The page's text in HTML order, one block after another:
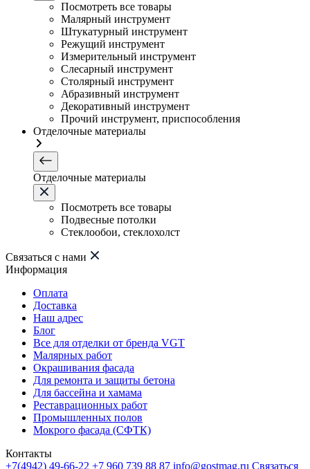
Посмотреть все товары
Малярный инструмент
Штукатурный инструмент
Режущий инструмент
Измерительный инструмент
Слесарный инструмент
Столярный инструмент
Абразивный инструмент
Декоративный инструмент
Прочий инструмент, приспособления
Отделочные материалы
Отделочные материалы
Посмотреть все товары
Подвесные потолки
Стеклообои, стеклохолст
Связаться с нами
Информация
Оплата
Доставка
Наш адрес
Блог
Все для отделки от бренда VGT
Малярных работ
Окрашивания фасада
Для ремонта и защиты бетона
Для бассейна и хамама
Реставрационных работ
Промышленных полов
Мокрого фасада (СФТК)
Контакты
+7(4942) 49-66-22 +7 960 739 88 87 info@gostmag.ru Связаться